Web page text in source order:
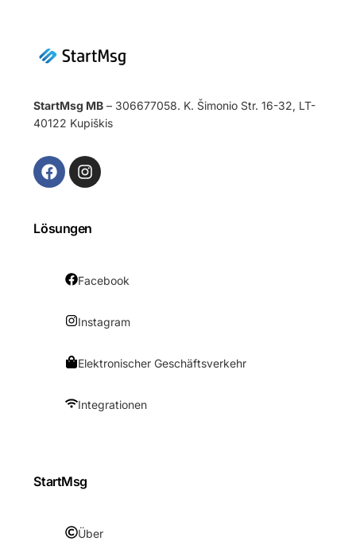
StartMsg MB – 306677058. K. Šimonio Str. 16-32, LT-
40122 Kupiškis
Lösungen
Facebook
Instagram
Elektronischer Geschäftsverkehr
Integrationen
StartMsg
Über